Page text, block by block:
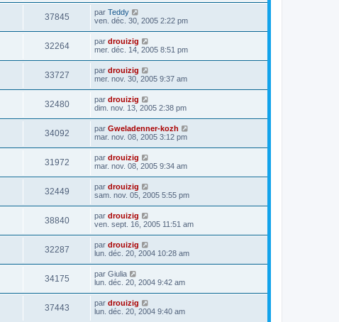
37845 par Teddy
ven. déc. 30, 2005 2:22 pm
32264 par drouizig
mer. déc. 14, 2005 8:51 pm
33727 par drouizig
mer. nov. 30, 2005 9:37 am
32480 par drouizig
dim. nov. 13, 2005 2:38 pm
34092 par Gweladenner-kozh
mar. nov. 08, 2005 3:12 pm
31972 par drouizig
mar. nov. 08, 2005 9:34 am
32449 par drouizig
sam. nov. 05, 2005 5:55 pm
38840 par drouizig
ven. sept. 16, 2005 11:51 am
32287 par drouizig
lun. déc. 20, 2004 10:28 am
34175 par Giulia
lun. déc. 20, 2004 9:42 am
37443 par drouizig
lun. déc. 20, 2004 9:40 am